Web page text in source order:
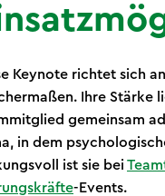
Keynote richtet sich
Ihre Stärke
gemeinsam
in dem
ist sie bei
-Events.